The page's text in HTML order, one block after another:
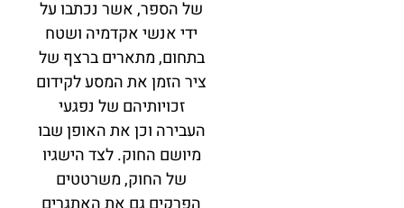
של הספר, אשר נכתבו על
ידי אנשי אקדמיה ושטח
בתחום, מתארים ברצף של
ציר הזמן את המסע לקידום
זכויותיהם של נפגעי
העבירה וכן את האופן שבו
מיושם החוק. לצד הישגיו
של החוק, משרטטים